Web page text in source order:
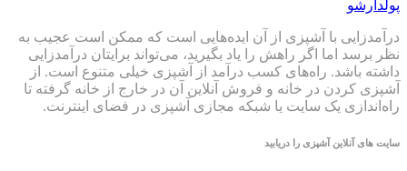
پولدارشو
درآمدزایی با آشپزی از آن ایده‌هایی است که ممکن است عجیب به
نظر برسد اما اگر راهش را یاد بگیرید، می‌تواند برایتان درآمدزایی
داشته باشد. راه‌های کسب درآمد از آشپزی خیلی متنوع است. از
آشپزی کردن در خانه و فروش آنلاین آن در خارج از خانه گرفته تا
راه‌اندازی یک سایت یا شبکه مجازی آشپزی در فضای اینترنت.
سایت های آنلاین آشپزی را دریابید